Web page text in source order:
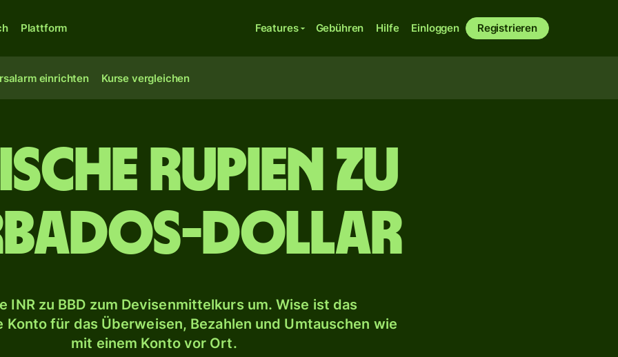
Plattform Features Gebühren Hilfe Einloggen Registrieren
einrichten Kurse vergleichen
Rupien zu
Dollar
INR zu BBD zum Devisenmittelkurs um. Wise ist das
Konto für das Überweisen, Bezahlen und Umtauschen wie
mit einem Konto vor Ort.